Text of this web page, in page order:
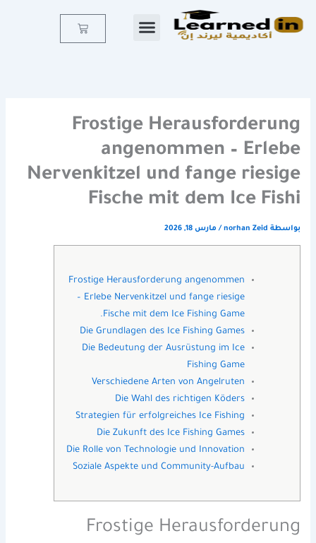
Cart
Frostige Herausforderung
angenommen – Erlebe
Nervenkitzel und fange riesige
Fische mit dem Ice Fishi
بواسطة norhan Zeid
/ مارس 18, 2026
Frostige Herausforderung angenommen
– Erlebe Nervenkitzel und fange riesige
Fische mit dem Ice Fishing Game.
Die Grundlagen des Ice Fishing Games
Die Bedeutung der Ausrüstung im Ice
Fishing Game
Verschiedene Arten von Angelruten
Die Wahl des richtigen Köders
Strategien für erfolgreiches Ice Fishing
Die Zukunft des Ice Fishing Games
Die Rolle von Technologie und Innovation
Soziale Aspekte und Community-Aufbau
Frostige Herausforderung